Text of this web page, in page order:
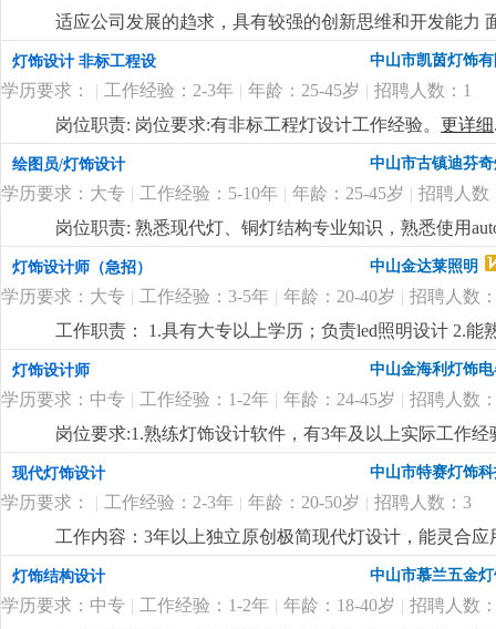
急、图纸修改频繁的工作节奏5.良好的沟通能力，能准
相关工作经验，能独立完成整套深化图纸更详细 ...
适应公司发展的趋求，具有较强的创新思维和开发能力
创新改变 根据市场的变化 寻求变化 自行求变 不仿灯仿
灯）等开发工作。
灯饰设计 非标工程设 中山市凯茵灯饰
学历要求： | 工作经验：2-3年 | 年龄：25-45岁 | 招聘人数：1
岗位职责: 岗位要求:有非标工程灯设计工作经验。 更详细
绘图员/灯饰设计 中山市古镇迪芬
学历要求：大专 | 工作经验：5-10年 | 年龄：25-45岁 | 招聘人数
岗位职责: 熟悉现代灯、铜灯结构专业知识，熟悉使用
图等了解灯饰用到的玻璃，布罩，标准件，五金等材料
练使用工业设计软件，懂粤语优先考虑。2.了解市场动
灯等设计开发业务熟练。3.工作认真负责，积极主动，
灯饰设计师（急招） 中山金达莱照明
学历要求：大专 | 工作经验：3-5年 | 年龄：20-40岁 | 招聘人数
工作职责： 1.具有大专以上学历；负责led照明设计 2.
的能力； 4.善于沟通表达，有创新意识；5，负责欧美
及部门领导汇报。打样、装样、bom表独立完成。 6；热
灯饰设计师 中山金海利灯饰
学历要求：中专 | 工作经验：1-2年 | 年龄：24-45岁 | 招聘人数
岗位要求:1.熟练灯饰设计软件，有3年及以上实际工作
灯、台灯、落地灯）设计经验者优先考虑。更详细...
现代灯饰设计 中山市特赛灯饰
学历要求： | 工作经验：2-3年 | 年龄：20-50岁 | 招聘人数：3
工作内容：3年以上独立原创极简现代灯设计，能灵合
有敏锐的视角，有良好的个人修养和团队合作精神，能
代吸顶，餐吊，壁灯，台灯，落地灯）基础必须会cad
适合岗位条件者请直接电话联系或者加v。更详细...
灯饰结构设计 中山市慕兰五金
学历要求：中专 | 工作经验：1-2年 | 年龄：18-40岁 | 招聘人数